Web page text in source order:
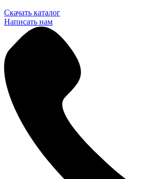
Скачать каталог
Написать нам